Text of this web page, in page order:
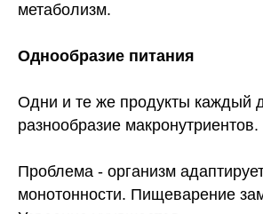
метаболизм.
Однообразие питания
Одни и те же продукты каждый
разнообразие макронутриентов.
Проблема - организм
монотонности. Пищеварение